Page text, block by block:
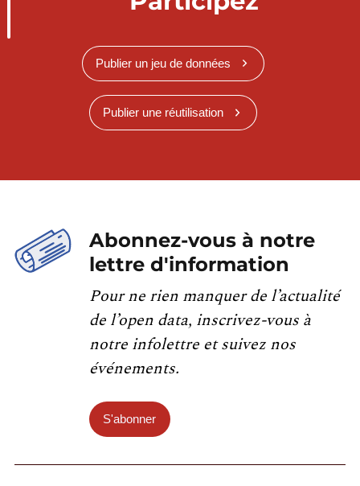
Publier un jeu de données
Publier une réutilisation
Abonnez-vous à notre
lettre d'information
Pour ne rien manquer de l’actualité
de l’open data, inscrivez-vous à
notre infolettre et suivez nos
événements.
S'abonner